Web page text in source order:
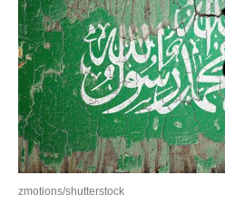
zmotions/shutterstock